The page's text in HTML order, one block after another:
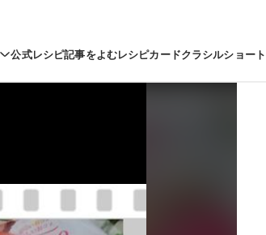
公式レシピ記事をよむレシピカードクラシルショート